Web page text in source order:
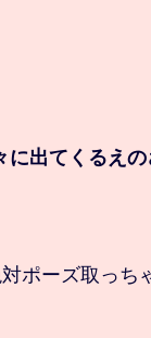
出てくるえ
ポーズ取っち